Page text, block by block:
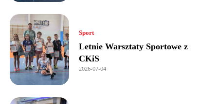
Sport
Letnie Warsztaty Sportowe z
CKiS
2026-07-04